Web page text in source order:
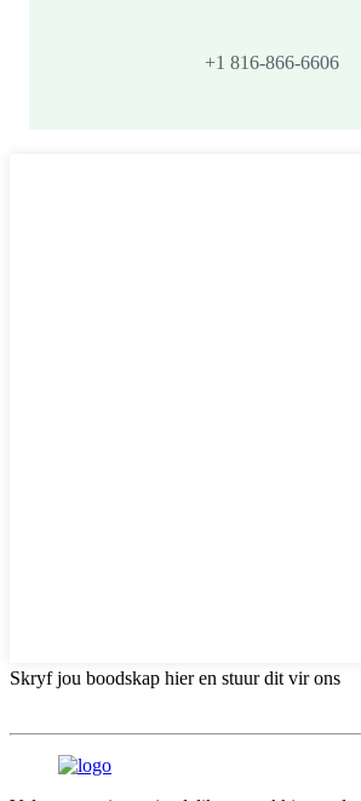
+1 816-866-6606
Skryf jou boodskap hier en stuur dit vir ons